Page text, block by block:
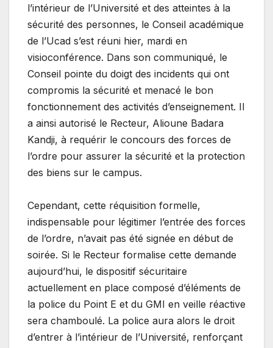
l’intérieur de l’Université et des atteintes à la
sécurité des personnes, le Conseil académique
de l’Ucad s’est réuni hier, mardi en
visioconférence. Dans son communiqué, le
Conseil pointe du doigt des incidents qui ont
compromis la sécurité et menacé le bon
fonctionnement des activités d’enseignement. Il
a ainsi autorisé le Recteur, Alioune Badara
Kandji, à requérir le concours des forces de
l’ordre pour assurer la sécurité et la protection
des biens sur le campus.
Cependant, cette réquisition formelle,
indispensable pour légitimer l’entrée des forces
de l’ordre, n’avait pas été signée en début de
soirée. Si le Recteur formalise cette demande
aujourd’hui, le dispositif sécuritaire
actuellement en place composé d’éléments de
la police du Point E et du GMI en veille réactive
sera chamboulé. La police aura alors le droit
d’entrer à l’intérieur de l’Université, renforçant